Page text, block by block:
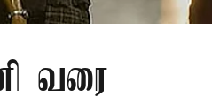
வரை